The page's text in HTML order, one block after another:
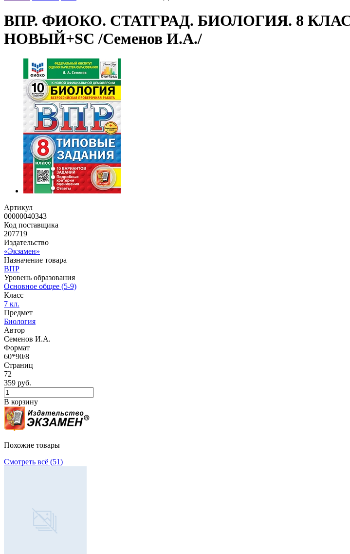
ВПР. ФИОКО. СТАТГРАД. БИОЛОГИЯ. 8
НОВЫЙ+SC /Семенов И.А./
Артикул
00000040343
Код поставщика
207719
Издательство
«Экзамен»
Назначение товара
ВПР
Уровень образования
Основное общее (5-9)
Класс
7 кл.
Предмет
Биология
Автор
Семенов И.А.
Формат
60*90/8
Страниц
72
359 руб.
В корзину
Похожие товары
Смотреть всё (51)